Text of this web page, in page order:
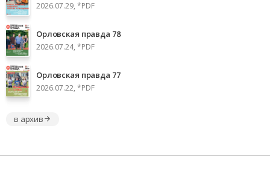
2026.07.29, *PDF
Орловская правда 78
2026.07.24, *PDF
Орловская правда 77
2026.07.22, *PDF
в архив